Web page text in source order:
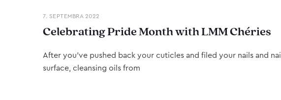
7. SEPTEMBRA 2022
Celebrating Pride Month with LMM Chéries
After you’ve pushed back your cuticles and filed your nails and nail
surface, cleansing oils from